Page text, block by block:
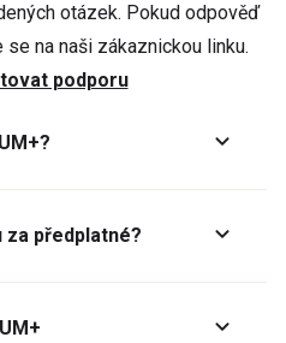
otázek. Pokud odpověď
na naši zákaznickou linku.
podporu
za předplatné?